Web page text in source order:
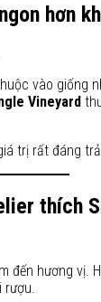
hơn
vào giống
Vineyard
trị rất đáng
thích
đến hương vị.
rượu.